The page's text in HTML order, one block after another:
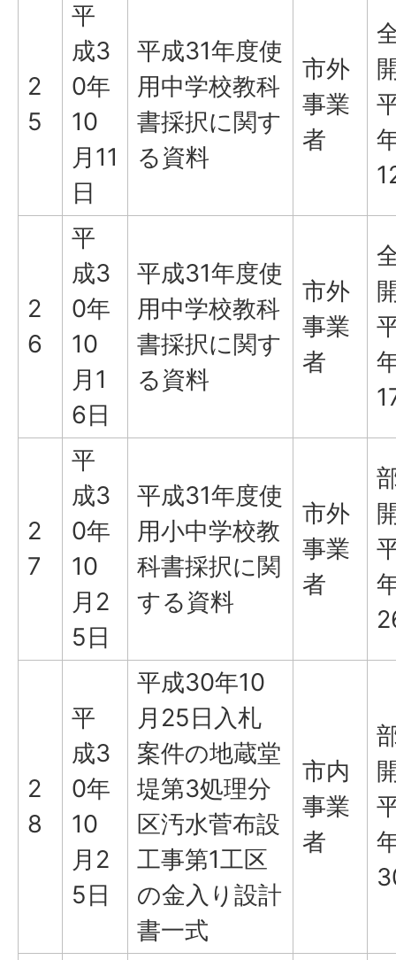
2
5
平
成3
0年
10
月11
日
平成31年度使
用中学校教科
書採択に関す
る資料
市外
事業
者
2
6
平
成3
0年
10
月1
6日
平成31年度使
用中学校教科
書採択に関す
る資料
市外
事業
者
2
7
平
成3
0年
10
月2
5日
平成31年度使
用小中学校教
科書採択に関
する資料
市外
事業
者
2
8
平
成3
0年
10
月2
5日
平成30年10
月25日入札
案件の地蔵堂
堤第3処理分
区汚水菅布設
工事第1工区
の金入り設計
書一式
市内
事業
者